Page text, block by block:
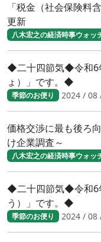
「税金（社会保険
更新
八木宏之の経済時事ウォッ
◆二十四節気◆令和6
ょ）」です。◆
季節のお便り 2024 / 08
価格交渉に最も後ろ
け企業調査～
八木宏之の経済時事ウォッ
◆二十四節気◆令和6
う）」です。◆
季節のお便り 2024 / 08